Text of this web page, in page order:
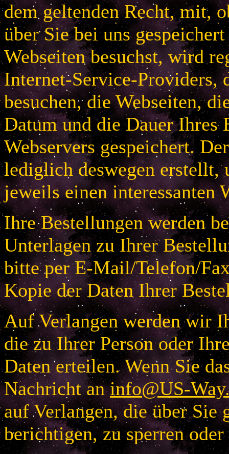
dem geltenden Recht, mit,
über Sie bei uns
Webseiten besuchst, wird
Internet-Service-Providers,
besuchen, die Webseiten,
Datum und die Dauer Ihres
Webservers gespeichert.
lediglich deswegen erstellt,
jeweils einen interessanten
Ihre Bestellungen werden
Unterlagen zu Ihrer
bitte per E-Mail/Telefon/
Kopie der Daten Ihrer
Auf Verlangen werden wir
die zu Ihrer Person oder
Daten erteilen. Wenn Sie
Nachricht aninfo@US-
auf Verlangen, die über Sie
berichtigen, zu sperren